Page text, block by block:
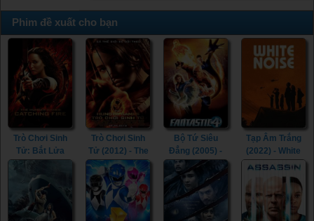
Phim đề xuất cho bạn
Trò Chơi Sinh
Tử: Bắt Lửa
(2013) - The
Hunger Games:
Catching Fire
(2013)
Trò Chơi Sinh
Tử (2012) - The
Hunger Games
(2012)
Bộ Tứ Siêu
Đẳng (2005) -
Fantastic Four
(2005)
Tạp Âm Trắng
(2022) - White
Noise (2022)